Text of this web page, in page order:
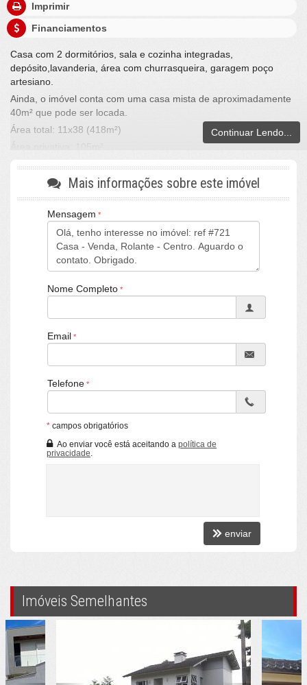
Imprimir
Financiamentos
Casa com 2 dormitórios, sala e cozinha integradas,
depósito,lavanderia, área com churrasqueira, garagem poço
artesiano.
Ainda, o imóvel conta com uma casa mista de aproximadamente
40m² que pode ser locada.
Área total: 11x38 (418m²)
Fone Whats: (51) 99960-1820
LA VILLE IMÓVEIS
CRECI/RS 25036-J - Rolante / RS
Continuar Lendo...
Mais informações sobre este imóvel
Mensagem
Nome Completo
Email
Telefone
* campos obrigatórios
Ao enviar você está aceitando a política de
privacidade
enviar
Imóveis Semelhantes